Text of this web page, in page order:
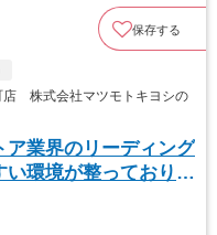
保存する
店 株式会社マツモトキヨシの
ア業界のリーディング
環境が整っておりま